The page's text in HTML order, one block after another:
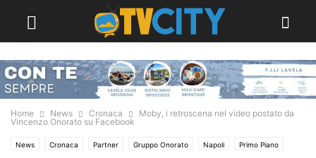
Home News Cronaca
Moby, i retroscena nel video postato da
Vincenzo Onorato su Facebook
News Cronaca Partner Gruppo Onorato Napoli Primo Piano